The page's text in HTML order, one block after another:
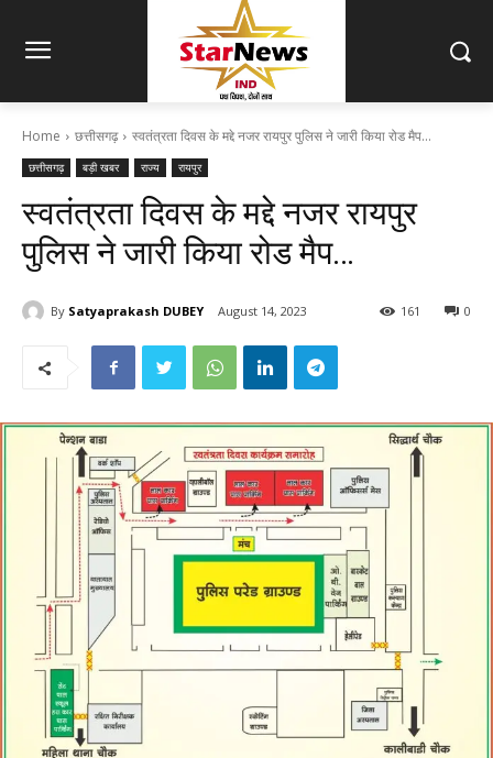
Home छत्तीसगढ़ स्वतंत्रता दिवस के मद्दे नजर रायपुर पुलिस ने जारी किया रोड मैप...
छत्तीसगढ़ बड़ी खबर राज्य रायपुर
स्वतंत्रता दिवस के मद्दे नजर रायपुर
पुलिस ने जारी किया रोड मैप…
By Satyaprakash DUBEY August 14, 2023 0
161